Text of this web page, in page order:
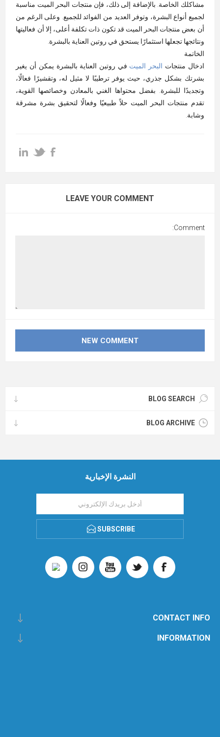
مشاكلك الخاصة. بالإضافة إلى ذلك، فإن منتجات البحر الميت مناسبة
لجميع أنواع البشرة، وتوفر العديد من الفوائد للجميع. وعلى الرغم من
أن بعض منتجات البحر الميت قد تكون ذات تكلفة أعلى، إلا أن فعاليتها
ونتائجها تجعلها استثمارًا يستحق في روتين العناية بالبشرة
الخاتمة
ادخال منتجات البحر الميت في روتين العناية بالبشرة يمكن أن يغير
بشرتك بشكل جذري، حيث يوفر ترطيبًا لا مثيل له، وتقشيرًا فعالًا،
وتجديدًا للبشرة. بفضل محتواها الغني بالمعادن وخصائصها القوية،
تقدم منتجات البحر الميت حلاً طبيعيًا وفعالًا لتحقيق بشرة مشرقة
وشابة
LEAVE YOUR COMMENT
Comment:
BLOG SEARCH
BLOG ARCHIVE
النشرة الإخبارية
SUBSCRIBE
CONTACT INFO
INFORMATION